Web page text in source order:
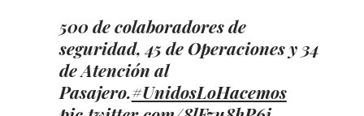
500 de colaboradores de
seguridad, 45 de Operaciones y 34
de Atención al
Pasajero.#UnidosLoHacemos